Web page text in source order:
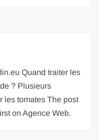
Quand traiter les
? Plusieurs
les tomates The post
on Agence Web.